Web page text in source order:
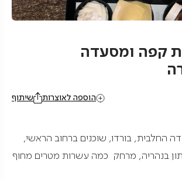
קפה ומסעדה
שיתוף הוספה לאוצרות
החלבית, בורדו, שוכנים ברחוב הראשי,
בנהריה, מרחק כמה עשרות מטרים מחוף